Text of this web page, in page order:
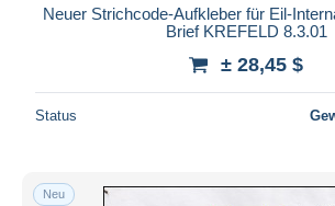
Neuer Strichcode-Aufkleber für Eil-
Brief KREFELD 8.3.01
± 28,45 $
Status
Neu